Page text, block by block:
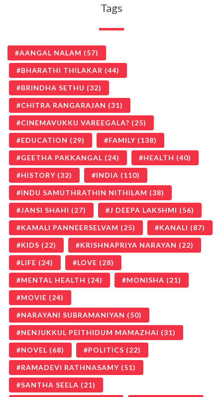
Tags
AANGAL NALAM (57)
BHARATHI THILAKAR (44)
BRINDHA SETHU (32)
CHITRA RANGARAJAN (31)
CINEMAVUKKU VAREEGALA? (25)
EDUCATION (29) FAMILY (138)
GEETHA PAKKANGAL (24) HEALTH (40)
HISTORY (32) INDIA (110)
INDU SAMUTHRATHIN NITHILAM (38)
JANSI SHAHI (27) J DEEPA LAKSHMI (56)
KAMALI PANNEERSELVAM (25) KANALI (87)
KIDS (22) KRISHNAPRIYA NARAYAN (22)
LIFE (24) LOVE (28)
MENTAL HEALTH (24) MONISHA (21)
MOVIE (24)
NARAYANI SUBRAMANIYAN (50)
NENJUKKUL PEITHIDUM MAMAZHAI (31)
NOVEL (68) POLITICS (22)
RAMADEVI RATHNASAMY (51)
SANTHA SEELA (21)